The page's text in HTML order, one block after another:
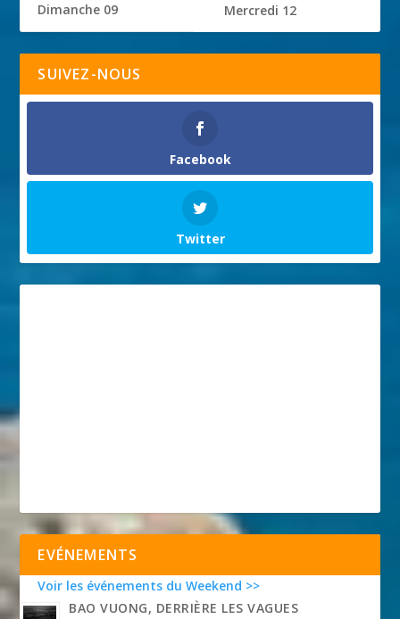
Dimanche 09 Mercredi 12
SUIVEZ-NOUS
Facebook
Twitter
EVÉNEMENTS
Voir les événements du Weekend >>
BAO VUONG, DERRIÈRE LES VAGUES